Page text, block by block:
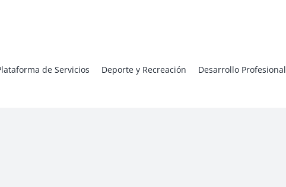
de Servicios Deporte y Recreación Desarrollo Profesional